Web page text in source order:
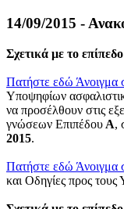
14/09/2015 -
Σχετικά με το
Πατήστε εδώ Άνοιγμα
Υποψηφίων
να προσέλθουν στις
γνώσεων Επιπέδου Α,
2015.
Πατήστε εδώ Άνοιγμα
και Οδηγίες προς τους